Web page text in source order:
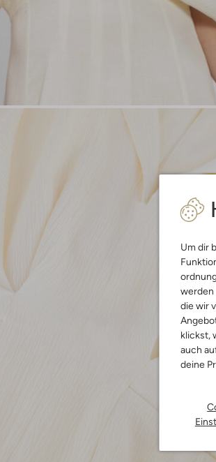
Um dir
werden
die wir
klickst,
auch
deine